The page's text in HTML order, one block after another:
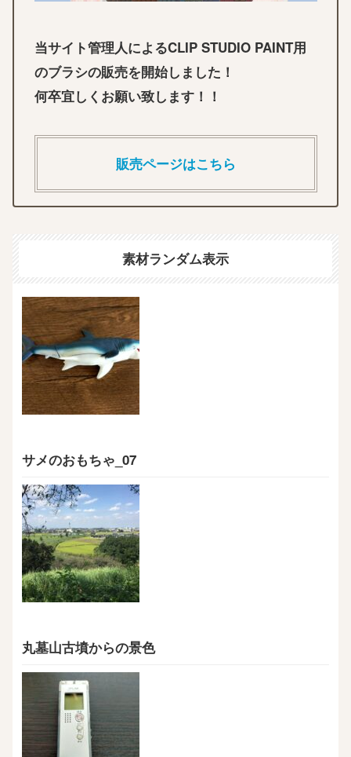
当サイト管理人によるCLIP STUDIO PAINT用
のブラシの販売を開始しました！
何卒宜しくお願い致します！！
販売ページはこちら
素材ランダム表示
サメのおもちゃ_07
丸墓山古墳からの景色